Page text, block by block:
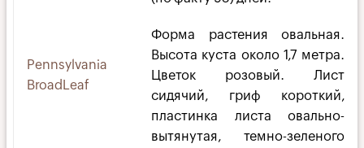
Pennsylvania
BroadLeaf
Форма растения овальная.
Высота куста около 1,7 метра.
Цветок розовый. Лист
сидячий, гриф короткий,
пластинка листа овально-
вытянутая, темно-зеленого